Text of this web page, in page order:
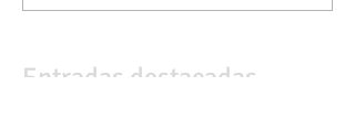
Entradas destacadas